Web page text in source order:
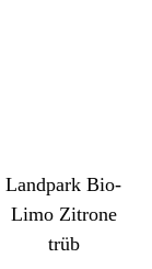
Landpark Bio-
Limo Zitrone
trüb